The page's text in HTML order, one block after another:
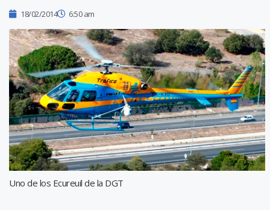
18/02/2014 6:50 am
Uno de los Ecureuil de la DGT